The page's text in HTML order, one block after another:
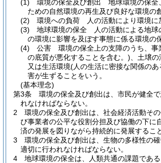
(1)
環境の保全及び創出 地球環境の保全
ための自然環境の再生及び良好な環境の
(2)
環境への負荷 人の活動により環境に
(3)
地球環境の保全 人の活動による地球
の環境に影響を及ぼす事態に係る環境の
(4)
公害 環境の保全上の支障のうち、事
の底質が悪化することを含む。) 、土壌
又は生活環境(人の生活に密接な関係の
害が生ずることをいう。
(基本理念)
第3条
環境の保全及び創出は、市民が健全
れなければならない。
2
環境の保全及び創出は、社会経済活動そ
び事業者の公平な役割分担及び協働の下に
済の発展を図りながら持続的に発展するこ
3
環境の保全及び創出は、生物の多様性の
適切に行われなければならない。
4
地球環境の保全は、人類共通の課題であ